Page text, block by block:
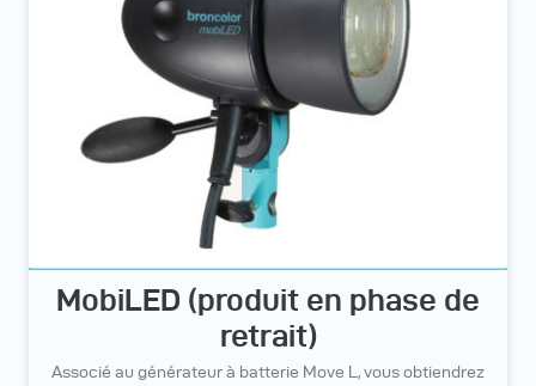
MobiLED (produit en phase de
retrait)
Associé au générateur à batterie Move L, vous obtiendrez